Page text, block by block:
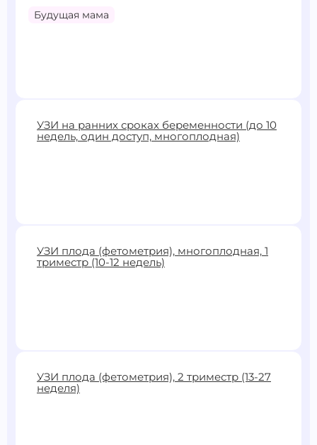
Будущая мама
2700 ₽
Записаться
УЗИ на ранних сроках беременности (до 10
недель, один доступ, многоплодная)
2600 ₽
Записаться
УЗИ плода (фетометрия), многоплодная, 1
триместр (10-12 недель)
3700 ₽
Записаться
УЗИ плода (фетометрия), 2 триместр (13-27
неделя)